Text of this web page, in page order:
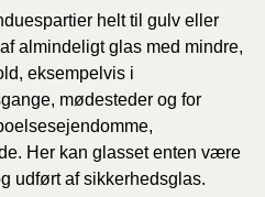
helt til gulv eller
almindeligt glas med mindre,
eksempelvis i
mødesteder og for
Her kan glasset enten være
udført af sikkerhedsglas.